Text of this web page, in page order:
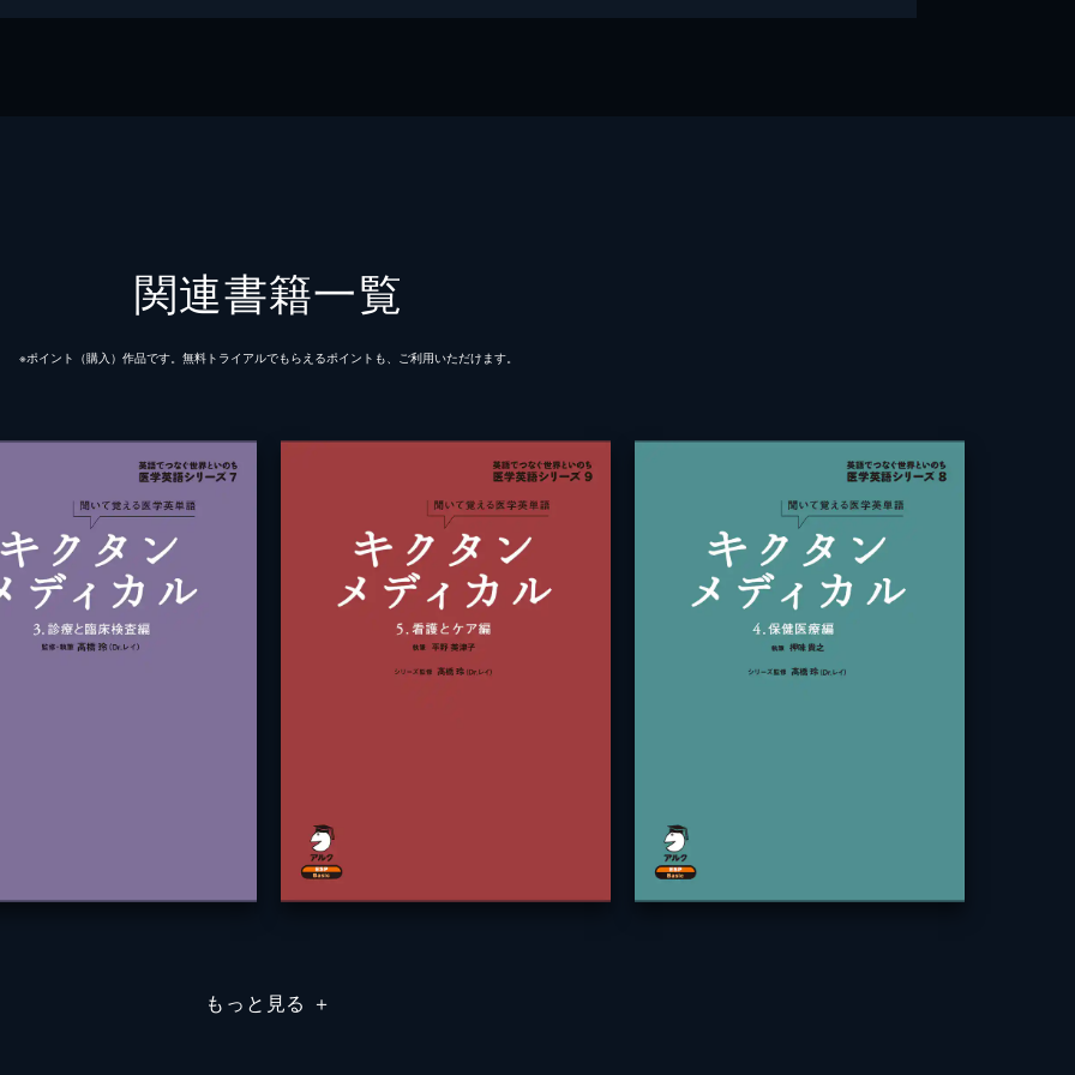
関連書籍一覧
※ポイント（購⼊）作品です。無料トライアルでもらえるポイントも、ご利⽤いただけます。
もっと見る ＋